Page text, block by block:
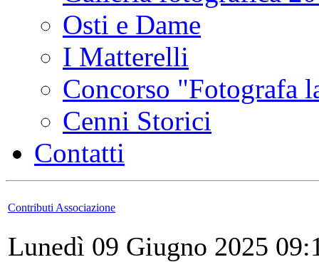
Osti e Dame
I Matterelli
Concorso "Fotografa
Cenni Storici
Contatti
Contributi Associazione
Lunedì 09 Giugno 2025